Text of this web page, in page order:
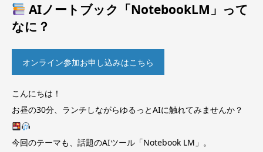
AIノートブック「NotebookLM」って
なに？
オンライン参加お申し込みはこちら
こんにちは！
お昼の30分、ランチしながらゆるっとAIに触れてみませんか？
今回のテーマも、話題のAIツール「Notebook LM」。